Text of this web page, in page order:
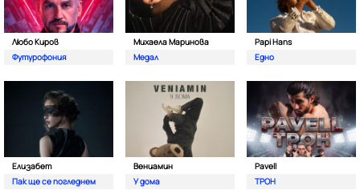
Любо Киров
Футурофония
Михаела Маринова
Медал
Papi Hans
Едно
Елизабет
Пак ще се погледнем
Вениамин
У дома
Pavell
ТРОН